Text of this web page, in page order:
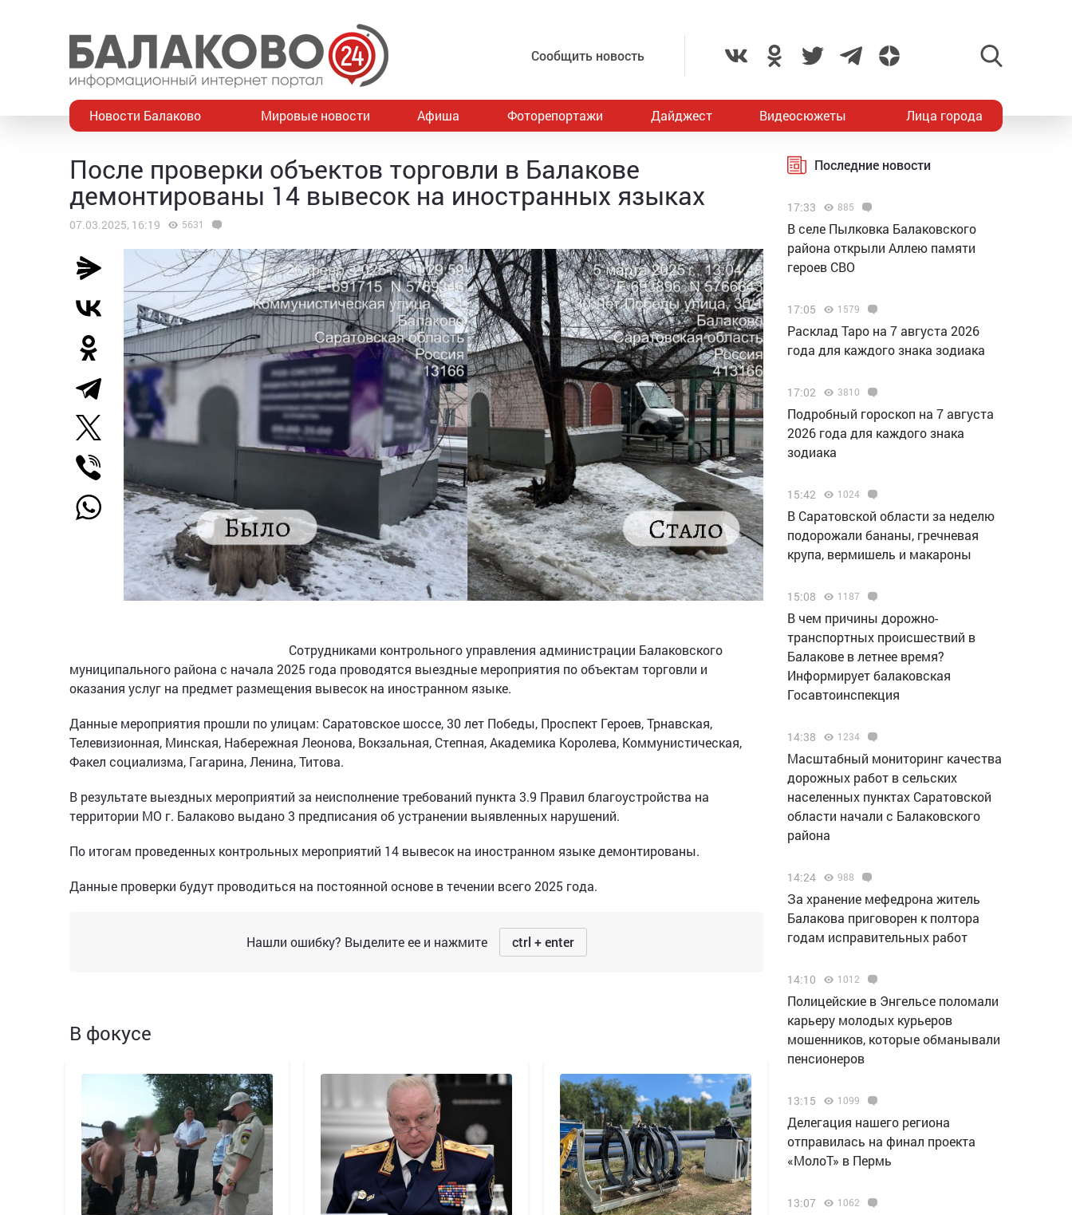
Сообщить новость
Новости Балаково Мировые новости Афиша Фоторепортажи Дайджест Видеосюжеты Лица города
После проверки объектов торговли в Балакове
демонтированы 14 вывесок на иностранных языках
07.03.2025, 16:19 5631
Сотрудниками контрольного управления администрации Балаковского
муниципального района с начала 2025 года проводятся выездные мероприятия по объектам торговли и
оказания услуг на предмет размещения вывесок на иностранном языке.
Данные мероприятия прошли по улицам: Саратовское шоссе, 30 лет Победы, Проспект Героев, Трнавская,
Телевизионная, Минская, Набережная Леонова, Вокзальная, Степная, Академика Королева, Коммунистическая,
Факел социализма, Гагарина, Ленина, Титова.
В результате выездных мероприятий за неисполнение требований пункта 3.9 Правил благоустройства на
территории МО г. Балаково выдано 3 предписания об устранении выявленных нарушений.
По итогам проведенных контрольных мероприятий 14 вывесок на иностранном языке демонтированы.
Данные проверки будут проводиться на постоянной основе в течении всего 2025 года.
Нашли ошибку? Выделите ее и нажмите ctrl + enter
В фокусе
Последние новости
17:33 885
В селе Пылковка Балаковского
района открыли Аллею памяти
героев СВО
17:05 1579
Расклад Таро на 7 августа 2026
года для каждого знака зодиака
17:02 3810
Подробный гороскоп на 7 августа
2026 года для каждого знака
зодиака
15:42 1024
В Саратовской области за неделю
подорожали бананы, гречневая
крупа, вермишель и макароны
15:08 1187
В чем причины дорожно-
транспортных происшествий в
Балакове в летнее время?
Информирует балаковская
Госавтоинспекция
14:38 1234
Масштабный мониторинг качества
дорожных работ в сельских
населенных пунктах Саратовской
области начали с Балаковского
района
14:24 988
За хранение мефедрона житель
Балакова приговорен к полтора
годам исправительных работ
14:10 1012
Полицейские в Энгельсе поломали
карьеру молодых курьеров
мошенников, которые обманывали
пенсионеров
13:15 1099
Делегация нашего региона
отправилась на финал проекта
«МолоТ» в Пермь
13:07 1062